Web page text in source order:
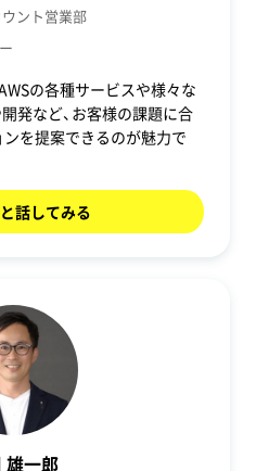
ント営業部
の各種サービスや様々な
発など、お客様の課題に合
を提案できるのが魅力で
話してみる
雄一郎